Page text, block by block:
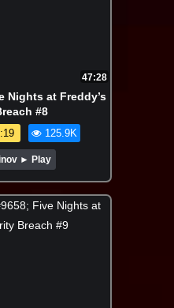
47:28
at Freddy’s
#8
125.9K
► Play